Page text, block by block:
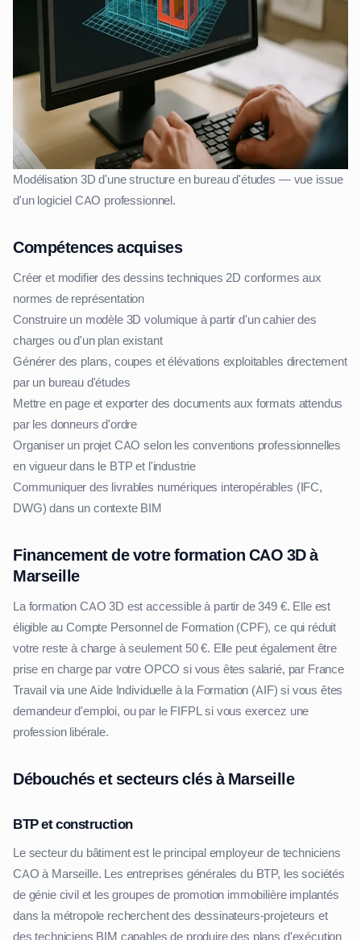
Modélisation 3D d'une structure en bureau d'études — vue issue
d'un logiciel CAO professionnel.
Compétences acquises
Créer et modifier des dessins techniques 2D conformes aux
normes de représentation
Construire un modèle 3D volumique à partir d'un cahier des
charges ou d'un plan existant
Générer des plans, coupes et élévations exploitables directement
par un bureau d'études
Mettre en page et exporter des documents aux formats attendus
par les donneurs d'ordre
Organiser un projet CAO selon les conventions professionnelles
en vigueur dans le BTP et l'industrie
Communiquer des livrables numériques interopérables (IFC,
DWG) dans un contexte BIM
Financement de votre formation CAO 3D à
Marseille
La formation CAO 3D est accessible à partir de 349 €. Elle est
éligible au Compte Personnel de Formation (CPF), ce qui réduit
votre reste à charge à seulement 50 €. Elle peut également être
prise en charge par votre OPCO si vous êtes salarié, par France
Travail via une Aide Individuelle à la Formation (AIF) si vous êtes
demandeur d'emploi, ou par le FIFPL si vous exercez une
profession libérale.
Débouchés et secteurs clés à Marseille
BTP et construction
Le secteur du bâtiment est le principal employeur de techniciens
CAO à Marseille. Les entreprises générales du BTP, les sociétés
de génie civil et les groupes de promotion immobilière implantés
dans la métropole recherchent des dessinateurs-projeteurs et